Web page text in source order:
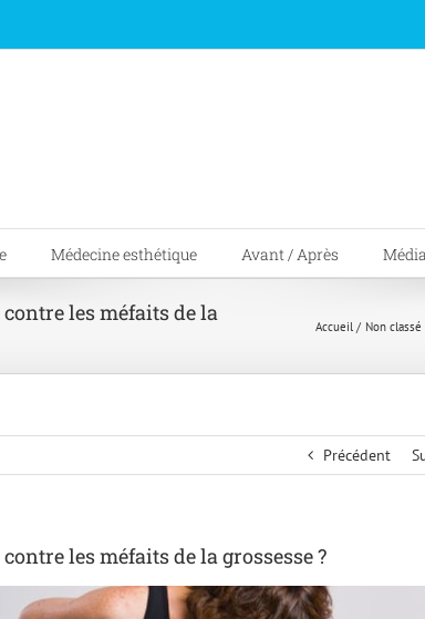
Médecine esthétique Avant / Après
les méfaits de la
Accueil Non classé
Précédent
les méfaits de la grossesse ?